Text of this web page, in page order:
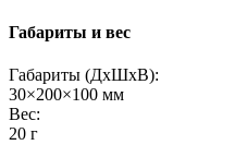
Габариты и вес
Габариты (ДхШхВ):
30×200×100 мм
Вес:
20 г